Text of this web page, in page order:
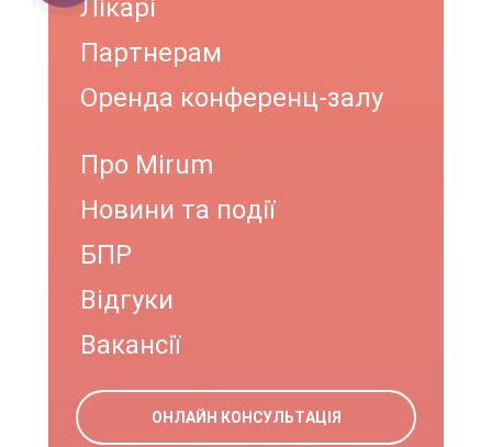
Лікарі
Партнерам
Оренда конференц-залу
Про Mirum
Новини та події
БПР
Відгуки
Вакансії
ОНЛАЙН КОНСУЛЬТАЦІЯ